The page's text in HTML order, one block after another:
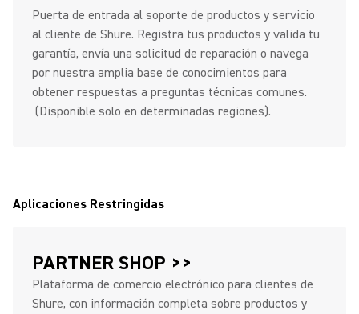
Puerta de entrada al soporte de productos y servicio
al cliente de Shure. Registra tus productos y valida tu
garantía, envía una solicitud de reparación o navega
por nuestra amplia base de conocimientos para
obtener respuestas a preguntas técnicas comunes.
(Disponible solo en determinadas regiones).
Aplicaciones Restringidas
PARTNER SHOP >>
Plataforma de comercio electrónico para clientes de
Shure, con información completa sobre productos y